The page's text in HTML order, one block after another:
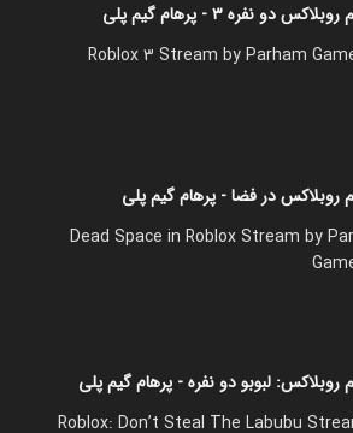
دو نفره ۳ - پرهام گیم پلی
Roblox 3 Stream by Parham
روبلاکس در فضا - پرهام گیم پلی
Dead Space in Roblox Stream by
روبلاکس: لبوبو دو نفره - پرهام گیم پلی
Roblox: Don’t Steal The Labubu